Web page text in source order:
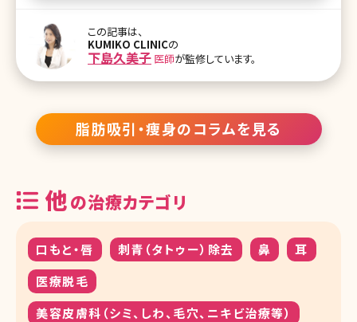
普及させていく一旦を担えたらなと思い転科しました ー最初に、医師
になろうと思った理由を教えてください 下島先生（以下S）：祖父も父
も医師でその影響は大きかったと思います。だからといって親から、医
師になるように言われたことは一度もありませんでしたが、これから
は女性も自立する時代だから何か資格をとるようにというのは両親
この記事は、
KUMIKO CLINICの
下島久美子 医師が監修しています。
脂肪吸引・痩身のコラムを見る
他の治療カテゴリ
口もと・唇 刺青（タトゥー）除去 鼻
耳
医療脱毛
美容皮膚科（シミ、しわ、毛穴、ニキビ治療等）